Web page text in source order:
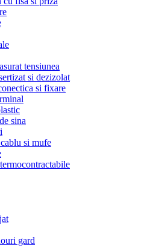
tensiunea
si dezizolat
si fixare
sina
si mufe
gard